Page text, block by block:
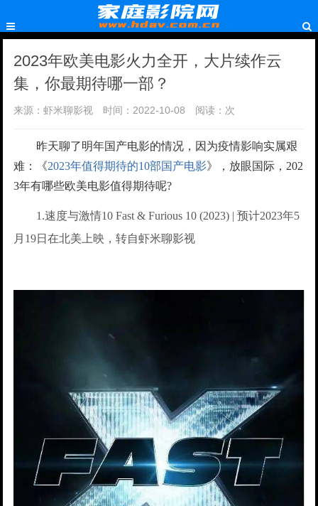
2023年欧美电影火力全开，大片续作云
集，你最期待哪一部？
来源：虾米聊影视 时间：2022-10-08 阅读： 次
昨天聊了明年国产电影的情况，因为疫情影响实属艰
难：《2023年值得期待的10部国产电影》，放眼国际，202
3年有哪些欧美电影值得期待呢?
1.速度与激情10 Fast & Furious 10 (2023) | 预计2023年5
月19日在北美上映，转自虾米聊影视